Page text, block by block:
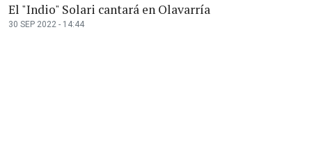
El "Indio" Solari cantará en Olavarría
30 SEP 2022 - 14:44